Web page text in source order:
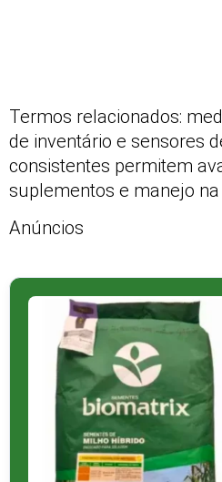
Termos relacionados:
de inventário e sensores
consistentes permitem
suplementos e manejo
Anúncios